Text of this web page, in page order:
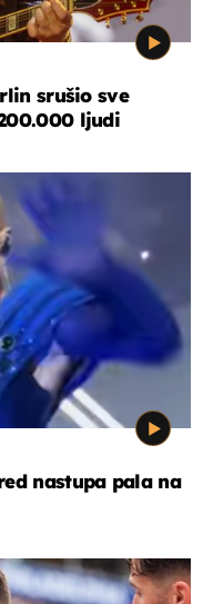
srušio sve
ljudi
nastupa pala na